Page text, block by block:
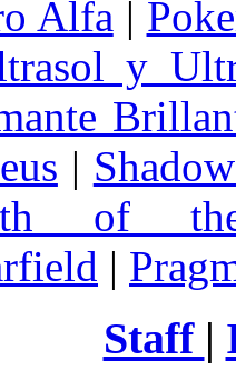
Alfa |
y
|
of
|
Staff |